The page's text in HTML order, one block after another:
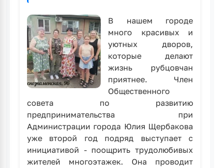
В нашем городе
много красивых и
уютных дворов,
которые делают
жизнь рубцовчан
приятнее. Член
Общественного
совета по развитию
предпринимательства при
Администрации города Юлия Щербакова
уже второй год подряд выступает с
инициативой - поощрить трудолюбивых
жителей многоэтажек. Она проводит